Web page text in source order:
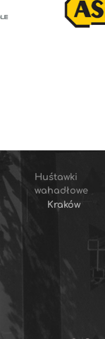
Huśtawki
wahadłowe
Kraków